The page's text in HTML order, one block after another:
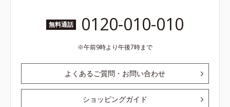
無料通話 0120-010-010
午前9時より午後7時まで
よくあるご質問・お問い合わせ
ショッピングガイド